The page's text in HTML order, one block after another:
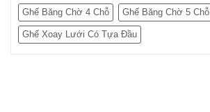
Ghế Băng Chờ 4 Chỗ Ghế Băng Chờ 5 Chỗ
Ghế Xoay Lưới Có Tựa Đầu